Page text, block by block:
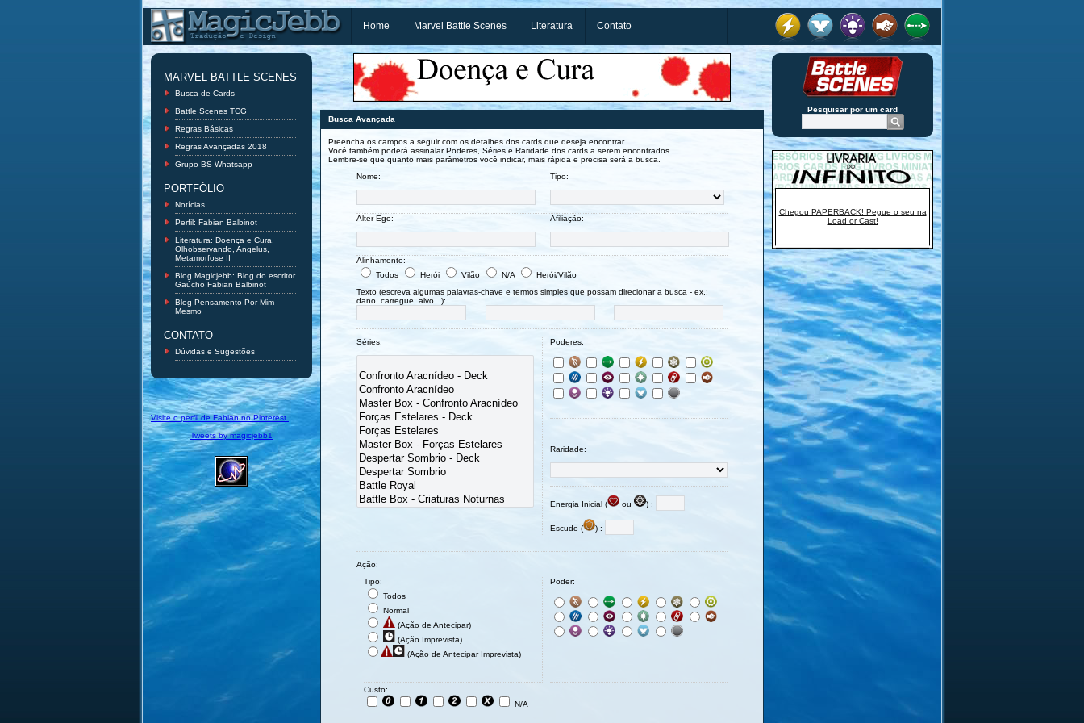
Home Marvel Battle Scenes Literatura Contato
MARVEL BATTLE SCENES
Busca de Cards
Battle Scenes TCG
Regras Básicas
Regras Avançadas 2018
Grupo BS Whatsapp
PORTFÓLIO
Notícias
Perfil: Fabian Balbinot
Literatura: Doença e Cura,
Olhobservando, Angelus,
Metamorfose II
Blog Magicjebb: Blog do escritor
Gaúcho Fabian Balbinot
Blog Pensamento Por Mim
Mesmo
CONTATO
Dúvidas e Sugestões
Visite o perfil de Fabian no Pinterest.
Tweets by magicjebb1
Busca Avançada
Preencha os campos a seguir com os detalhes dos cards que deseja encontrar.
Você também poderá assinalar Poderes, Séries e Raridade dos cards a serem encontrados.
Lembre-se que quanto mais parâmetros você indicar, mais rápida e precisa será a busca.
Nome:
Tipo:
Alter Ego: Afiliação:
Alinhamento:
Todos
Herói Vilão N/A
Herói/Vilão
Texto (escreva algumas palavras-chave e termos simples que possam direcionar a busca - ex.:
dano, carregue, alvo...):
Séries: Poderes:
Raridade:
Energia Inicial ( ou ) :
Escudo ( ) :
Ação:
Tipo:
Todos
Normal
(Ação de Antecipar)
(Ação Imprevista)
(Ação de Antecipar Imprevista)
Custo:
N/A
Poder:
Pesquisar por um card
Chegou PAPERBACK! Pegue o seu na
Load or Cast!